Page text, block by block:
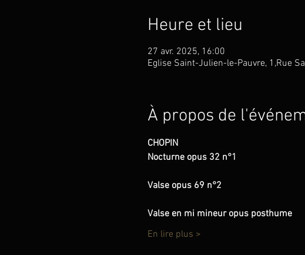
Heure et lieu
27 avr. 2025, 16:00
Eglise Saint-Julien-le-Pauvre, 1,Rue
À propos de
CHOPIN
Nocturne opus 32 n°1
Valse opus 69 n°2
Valse en mi mineur opus posthume
En lire plus >